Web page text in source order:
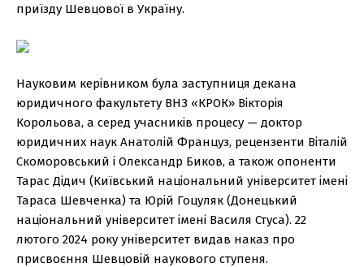
приїзду Шевцової в Україну.
Науковим керівником була заступниця декана
юридичного факультету ВНЗ «КРОК» Вікторія
Корольова, а серед учасників процесу — доктор
юридичних наук Анатолій Француз, рецензенти Віталій
Скоморовський і Олександр Биков, а також опоненти
Тарас Дідич (Київський національний університет імені
Тараса Шевченка) та Юрій Гоцуляк (Донецький
національний університет імені Василя Стуса). 22
лютого 2024 року університет видав наказ про
присвоєння Шевцовій наукового ступеня.